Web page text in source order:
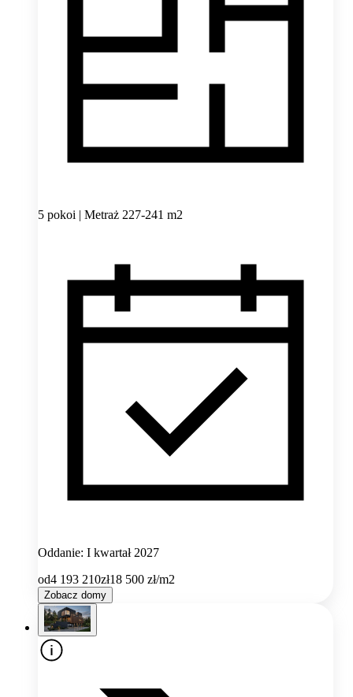
5 pokoi | Metraż 227-241 m2
Oddanie: I kwartał 2027
od4 193 210zł18 500 zł/m2
Zobacz domy